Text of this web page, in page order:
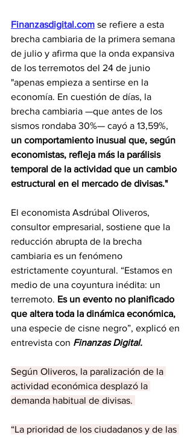
Finanzasdigital.com se refiere a esta
brecha cambiaria de la primera semana
de julio y afirma que la onda expansiva
de los terremotos del 24 de junio
"apenas empieza a sentirse en la
economía. En cuestión de días, la
brecha cambiaria —que antes de los
sismos rondaba 30%— cayó a 13,59%,
un comportamiento inusual que, según
economistas, refleja más la parálisis
temporal de la actividad que un cambio
estructural en el mercado de divisas."
El economista Asdrúbal Oliveros,
consultor empresarial, sostiene que la
reducción abrupta de la brecha
cambiaria es un fenómeno
estrictamente coyuntural. “Estamos en
medio de una coyuntura inédita: un
terremoto. Es un evento no planificado
que altera toda la dinámica económica,
una especie de cisne negro”, explicó en
entrevista con Finanzas Digital.
Según Oliveros, la paralización de la
actividad económica desplazó la
demanda habitual de divisas.
“La prioridad de los ciudadanos y de las